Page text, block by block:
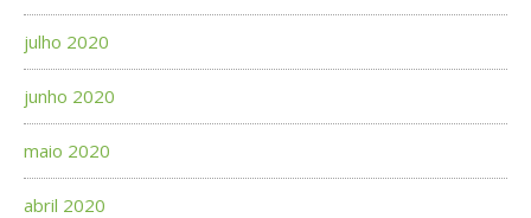
julho 2020
junho 2020
maio 2020
abril 2020